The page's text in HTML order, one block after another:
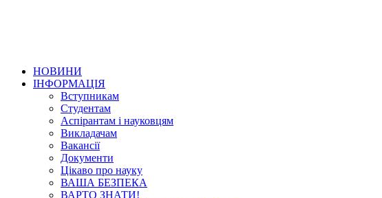
НОВИНИ
ІНФОРМАЦІЯ
Вступникам
Студентам
Аспірантам і науковцям
Викладачам
Вакансії
Документи
Цікаво про науку
ВАША БЕЗПЕКА
ВАРТО ЗНАТИ!